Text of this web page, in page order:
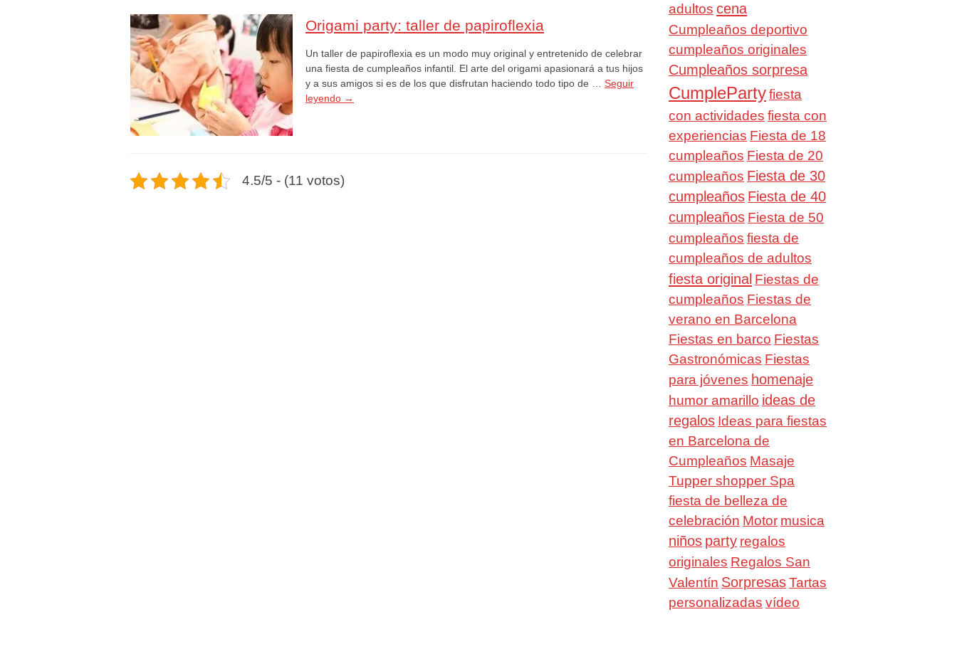
Origami party: taller de papiroflexia
Un taller de papiroflexia es un modo muy original y entretenido de celebrar
una fiesta de cumpleaños infantil. El arte del origami apasionará a tus hijos
y a sus amigos si es de los que disfrutan haciendo todo tipo de … Seguir
leyendo →
4.5/5 - (11 votos)
adultos cena
Cumpleaños deportivo
cumpleaños originales
Cumpleaños sorpresa
CumplePartyfiesta
con actividades fiesta con
experiencias Fiesta de 18
cumpleaños Fiesta de 20
cumpleaños Fiesta de 30
cumpleaños Fiesta de 40
cumpleaños Fiesta de 50
cumpleaños fiesta de
cumpleaños de adultos
fiesta original Fiestas de
cumpleaños Fiestas de
verano en Barcelona
Fiestas en barco Fiestas
Gastronómicas Fiestas
para jóvenes homenaje
humor amarillo ideas de
regalos Ideas para fiestas
en Barcelona de
Cumpleaños Masaje
Tupper shopper Spa
fiesta de belleza de
celebración Motor musica
niños party regalos
originales Regalos San
Valentín SorpresasTartas
personalizadas vídeo